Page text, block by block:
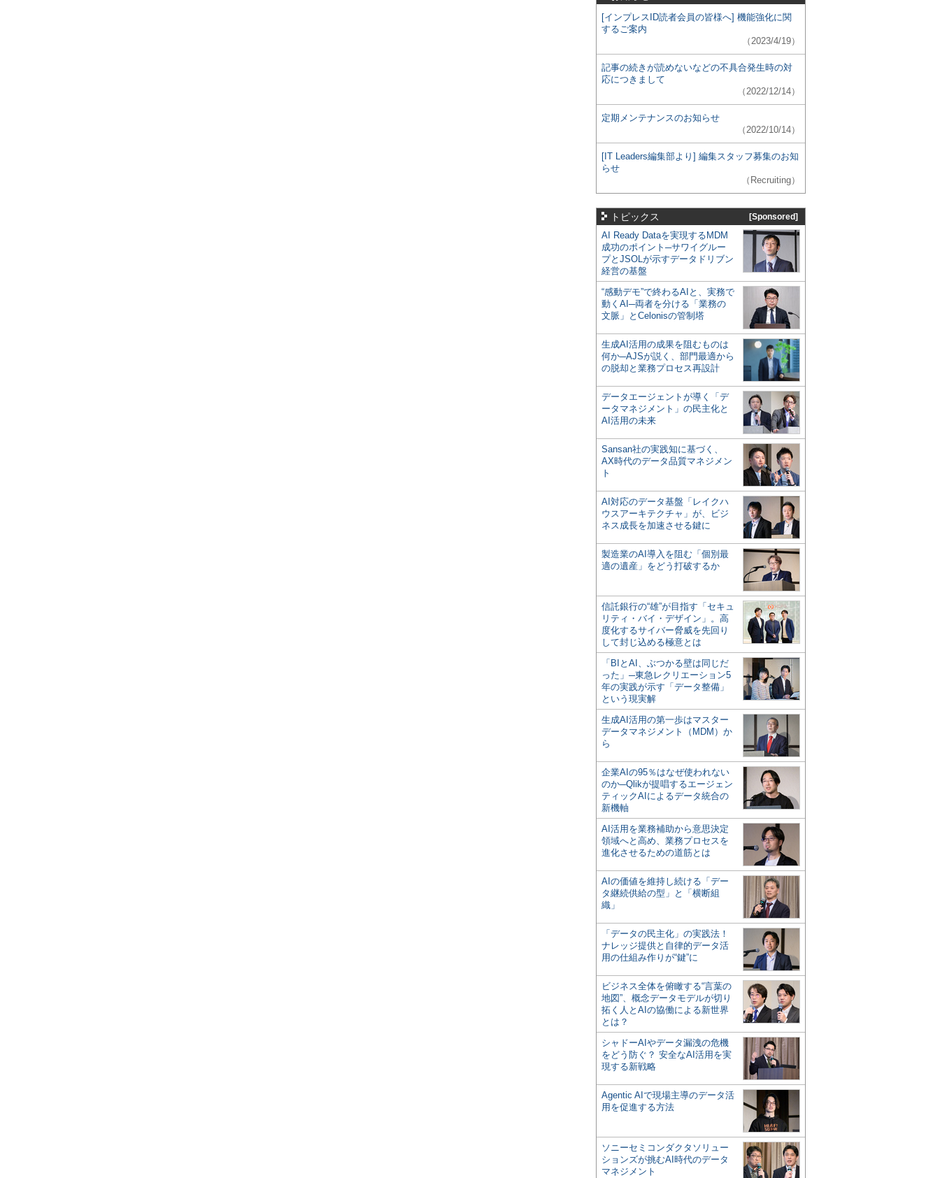
[インプレスID読者会員の皆様へ] 機能強化に関
するご案内
（2023/4/19）
記事の続きが読めないなどの不具合発生時の対
応につきまして
（2022/12/14）
定期メンテナンスのお知らせ
（2022/10/14）
[IT Leaders編集部より] 編集スタッフ募集のお知
らせ
（Recruiting）
トピックス [Sponsored]
AI Ready Dataを実現するMDM
成功のポイント─サワイグルー
プとJSOLが示すデータドリブン
経営の基盤
“感動デモ”で終わるAIと、実務で
動くAI─両者を分ける「業務の
文脈」とCelonisの管制塔
生成AI活用の成果を阻むものは
何か─AJSが説く、部門最適から
の脱却と業務プロセス再設計
データエージェントが導く「デ
ータマネジメント」の民主化と
AI活用の未来
Sansan社の実践知に基づく、
AX時代のデータ品質マネジメン
ト
AI対応のデータ基盤「レイクハ
ウスアーキテクチャ」が、ビジ
ネス成長を加速させる鍵に
製造業のAI導入を阻む「個別最
適の遺産」をどう打破するか
信託銀行の“雄”が目指す「セキュ
リティ・バイ・デザイン」。高
度化するサイバー脅威を先回り
して封じ込める極意とは
「BIとAI、ぶつかる壁は同じだ
った」─東急レクリエーション5
年の実践が示す「データ整備」
という現実解
生成AI活用の第一歩はマスター
データマネジメント（MDM）か
ら
企業AIの95％はなぜ使われない
のか─Qlikが提唱するエージェン
ティックAIによるデータ統合の
新機軸
AI活用を業務補助から意思決定
領域へと高め、業務プロセスを
進化させるための道筋とは
AIの価値を維持し続ける「デー
タ継続供給の型」と「横断組
織」
「データの民主化」の実践法！
ナレッジ提供と自律的データ活
用の仕組み作りが“鍵”に
ビジネス全体を俯瞰する“言葉の
地図”、概念データモデルが切り
拓く人とAIの協働による新世界
とは？
シャドーAIやデータ漏洩の危機
をどう防ぐ？ 安全なAI活用を実
現する新戦略
Agentic AIで現場主導のデータ活
用を促進する方法
ソニーセミコンダクタソリュー
ションズが挑むAI時代のデータ
マネジメント